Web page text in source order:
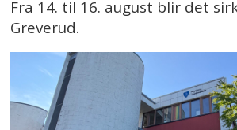
Fra 14. til 16. august blir det
Greverud.